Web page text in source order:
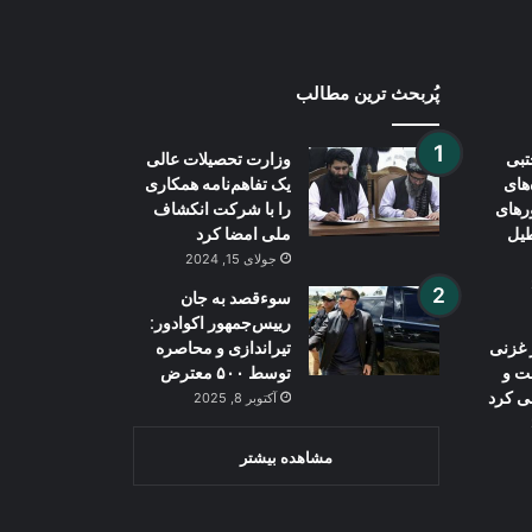
غزنی
و
کرد
پُربحث ترین مطالب
وزارت تحصیلات عالی
یک تفاهم‌نامه همکاری
را با شرکت انکشاف
ملی امضا کرد
جولای 15, 2024
سوءقصد به جان
رییس‌جمهور اکوادور:
تیراندازی و محاصره
توسط ۵۰۰ معترض
آکتوبر 8, 2025
مشاهده بیشتر